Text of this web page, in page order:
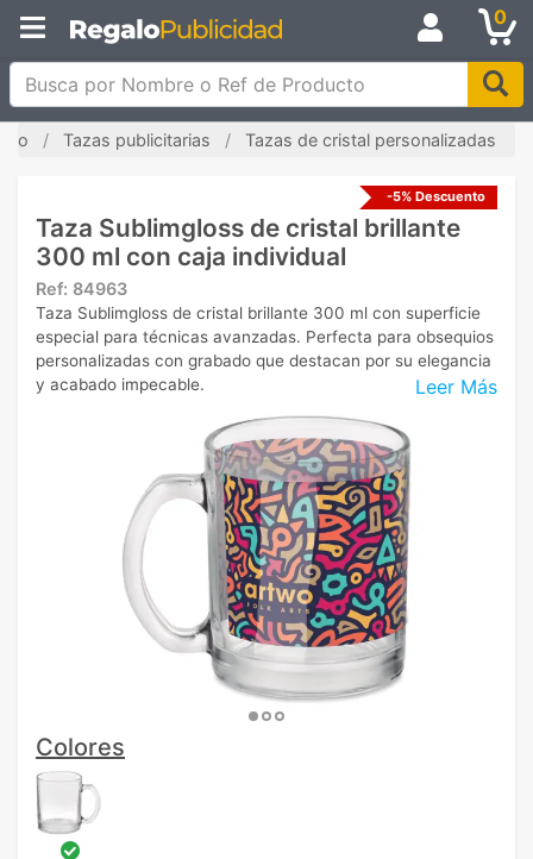
0
Busca por Nombre o Ref de Producto
Tazas publicitarias Tazas de cristal personalizadas
-5% Descuento
Taza Sublimgloss de cristal brillante
300 ml con caja individual
Ref: 84963
Leer Más
Taza Sublimgloss de cristal brillante 300 ml con superficie
especial para técnicas avanzadas. Perfecta para obsequios
personalizadas con grabado que destacan por su elegancia
y acabado impecable.
Colores